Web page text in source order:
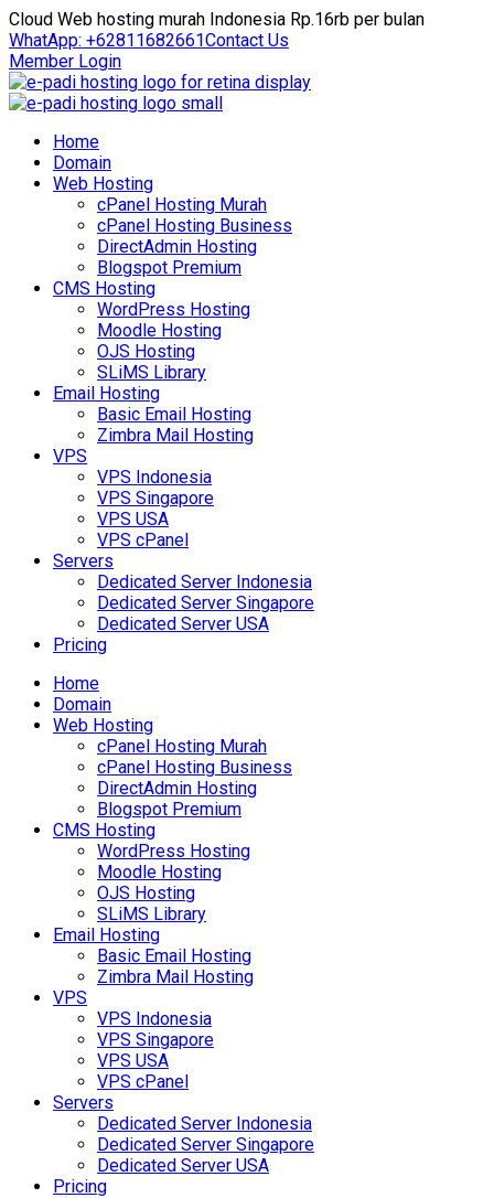
Cloud Web hosting murah Indonesia Rp.16rb per bulan
WhatApp: +62811682661Contact Us
Member Login
Home
Domain
Web Hosting
cPanel Hosting Murah
cPanel Hosting Business
DirectAdmin Hosting
Blogspot Premium
CMS Hosting
WordPress Hosting
Moodle Hosting
OJS Hosting
SLiMS Library
Email Hosting
Basic Email Hosting
Zimbra Mail Hosting
VPS
VPS Indonesia
VPS Singapore
VPS USA
VPS cPanel
Servers
Dedicated Server Indonesia
Dedicated Server Singapore
Dedicated Server USA
Pricing
Home
Domain
Web Hosting
cPanel Hosting Murah
cPanel Hosting Business
DirectAdmin Hosting
Blogspot Premium
CMS Hosting
WordPress Hosting
Moodle Hosting
OJS Hosting
SLiMS Library
Email Hosting
Basic Email Hosting
Zimbra Mail Hosting
VPS
VPS Indonesia
VPS Singapore
VPS USA
VPS cPanel
Servers
Dedicated Server Indonesia
Dedicated Server Singapore
Dedicated Server USA
Pricing